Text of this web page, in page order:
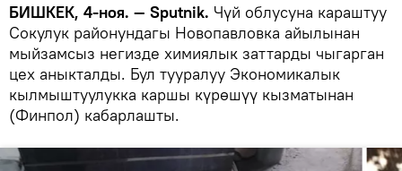
БИШКЕК, 4-ноя. — Sputnik. Чүй облусуна караштуу
Сокулук районундагы Новопавловка айылынан
мыйзамсыз негизде химиялык заттарды чыгарган
цех аныкталды. Бул тууралуу Экономикалык
кылмыштуулукка каршы күрөшүү кызматынан
(Финпол) кабарлашты.